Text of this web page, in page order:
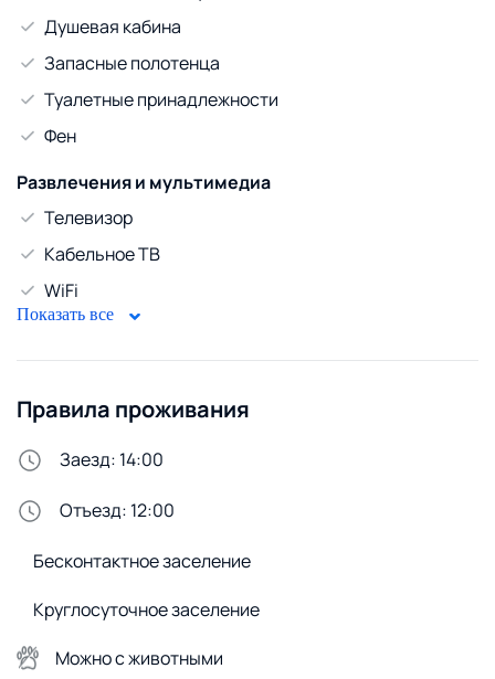
Стоимость формируется в зависимости от выбранных
дат проживания, количества бронируемых дней,
времени заезда и выезда, от количества проживающих
Душевая кабина
Запасные полотенца
Туалетные принадлежности
Фен
Развлечения и мультимедиа
Телевизор
Кабельное ТВ
WiFi
Диван
Домофон
Стирка и белье
Сменное постельное белье
Сушилка для белья
Показать все
Правила проживания
Заезд: 14:00
Отъезд: 12:00
Бесконтактное заселение
Круглосуточное заселение
Можно с животными